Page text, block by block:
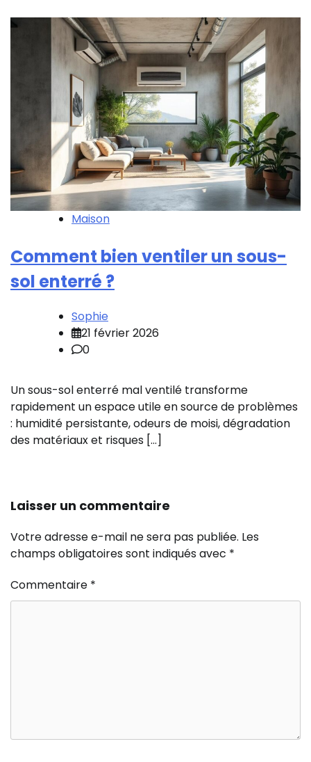
Maison
Comment bien ventiler un sous-
sol enterré ?
Sophie
21 février 2026
0
Un sous-sol enterré mal ventilé transforme
rapidement un espace utile en source de problèmes
: humidité persistante, odeurs de moisi, dégradation
des matériaux et risques […]
Laisser un commentaire
Votre adresse e-mail ne sera pas publiée. Les
champs obligatoires sont indiqués avec *
Commentaire *